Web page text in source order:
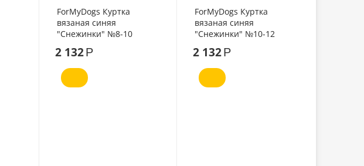
ForMyDogs Куртка
вязаная синяя
"Снежинки" №8-10
2 132 Р
ForMyDogs Куртка
вязаная синяя
"Снежинки" №10-12
2 132Р